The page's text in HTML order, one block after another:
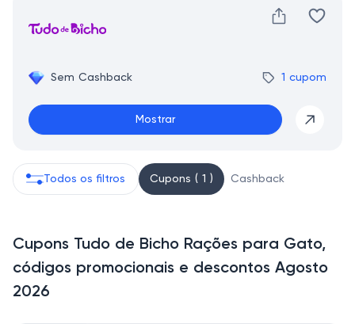
Sem Cashback 1 cupom
Mostrar
Todos os filtros Cupons ( 1 ) Cashback
Cupons Tudo de Bicho Rações para Gato,
códigos promocionais e descontos Agosto
2026